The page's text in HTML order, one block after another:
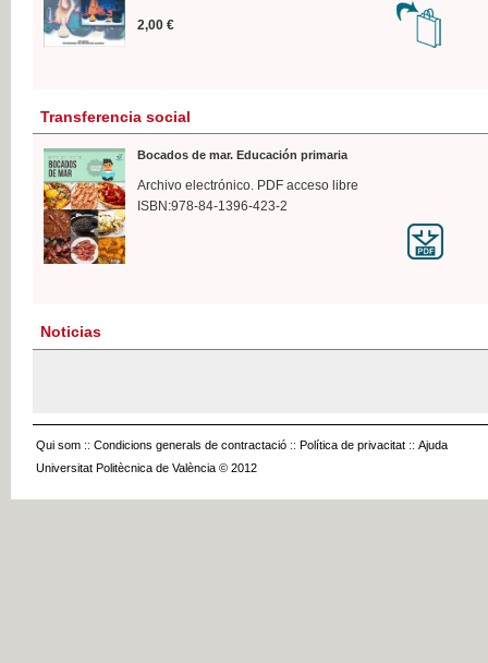
2,00 €
Transferencia social
Bocados de mar. Educación primaria
Archivo electrónico. PDF acceso libre
ISBN:978-84-1396-423-2
Noticias
Qui som :: Condicions generals de contractació :: Política de privacitat :: Ajuda
Universitat Politècnica de València © 2012